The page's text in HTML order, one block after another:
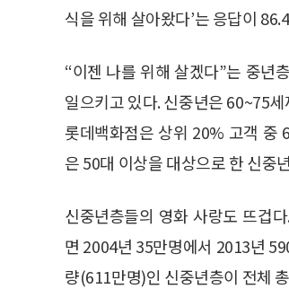
식을 위해 살아왔다’는 응답이
“이젠 나를 위해 살겠다”는 중년
일으키고 있다. 신중년은 60~75
롯데백화점은 상위 20% 고객 중
은 50대 이상을 대상으로 한 신중
신중년층들의 영화 사랑도 뜨겁
면 2004년 35만명에서 2013년
량(611만명)인 신중년층이 전체